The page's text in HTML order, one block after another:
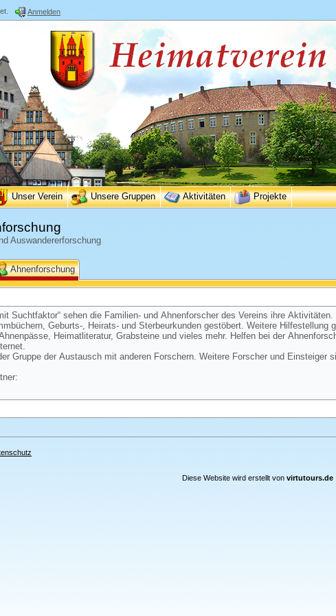
Anmelden
Unser Verein Unsere Gruppen Aktivitäten Projekte
Auswandererforschung
Ahnenforschung
Suchtfaktor“ sehen die Familien- und Ahnenforscher des Vereins ihre
Geburts-, Heirats- und Sterbeurkunden gestöbert. Weitere
Heimatliteratur, Grabsteine und vieles mehr. Helfen bei der
Gruppe der Austausch mit anderen Forschern. Weitere Forscher und Einsteiger
Diese Website wird erstellt von virtutours.de